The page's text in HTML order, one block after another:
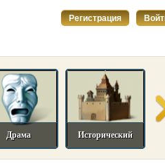
Регистрация
Драма Исторический